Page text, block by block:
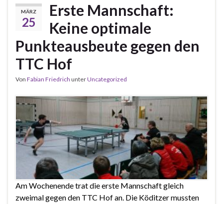
MÄRZ
25
Erste Mannschaft:
Keine optimale
Punkteausbeute gegen den
TTC Hof
Von Fabian Friedrich unterUncategorized
Am Wochenende trat die erste Mannschaft gleich
zweimal gegen den TTC Hof an. Die Köditzer mussten